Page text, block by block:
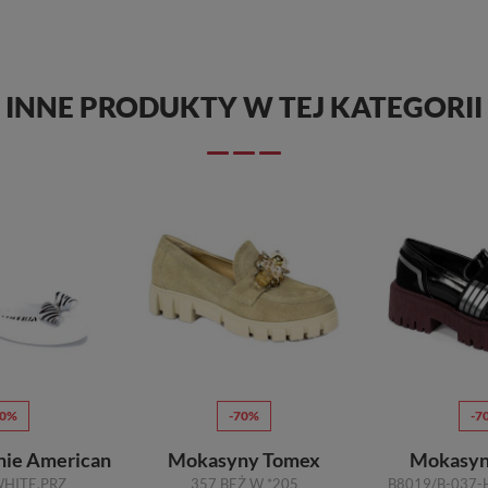
INNE PRODUKTY W TEJ KATEGORII
American
-70%
Mokasyny Tomex
357 BEŻ W *205
-